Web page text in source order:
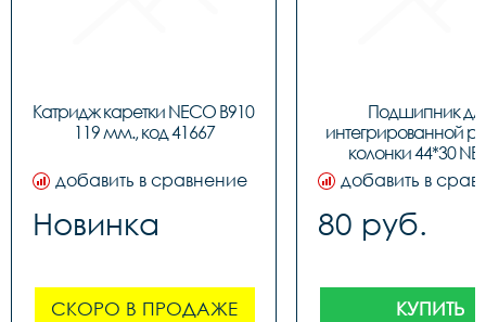
Катридж каретки NECO B910
119 мм., код 41667
добавить в сравнение
Новинка
СКОРО В ПРОДАЖЕ
Подшипник
интегрированной
колонки 44*30
BBFHST11, код
добавить в
80 руб.
КУПИТЬ